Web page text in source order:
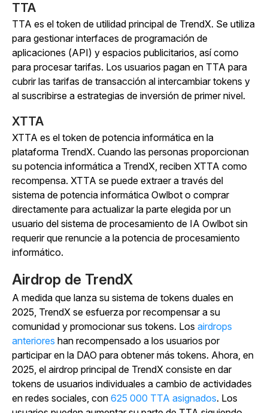
TTA
TTA es el token de utilidad principal de TrendX. Se utiliza
para gestionar interfaces de programación de
aplicaciones (API) y espacios publicitarios, así como
para procesar tarifas. Los usuarios pagan en TTA para
cubrir las tarifas de transacción al intercambiar tokens y
al suscribirse a estrategias de inversión de primer nivel.
XTTA
XTTA es el token de potencia informática en la
plataforma TrendX. Cuando las personas proporcionan
su potencia informática a TrendX, reciben XTTA como
recompensa. XTTA se puede extraer a través del
sistema de potencia informática Owlbot o comprar
directamente para actualizar la parte elegida por un
usuario del sistema de procesamiento de IA Owlbot sin
requerir que renuncie a la potencia de procesamiento
informático.
Airdrop de TrendX
A medida que lanza su sistema de tokens duales en
2025, TrendX se esfuerza por recompensar a su
comunidad y promocionar sus tokens. Los airdrops
anteriores han recompensado a los usuarios por
participar en la DAO para obtener más tokens. Ahora, en
2025, el airdrop principal de TrendX consiste en dar
tokens de usuarios individuales a cambio de actividades
en redes sociales, con 625 000 TTA asignados. Los